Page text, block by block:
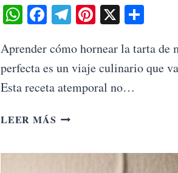
WhatsApp
Facebook
Telegram
Pinterest
X
Aprender cómo hornear la tarta de
perfecta es un viaje culinario que
Esta receta atemporal no…
LEER MÁS CÓMO